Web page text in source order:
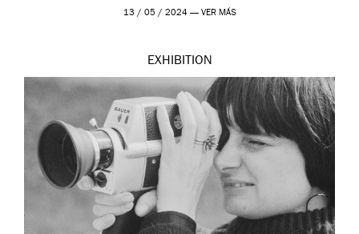
[…]
13 / 05 / 2024 — VER MÁS
EXHIBITION